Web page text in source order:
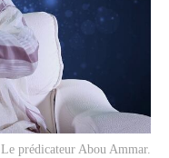
Le prédicateur Abou Ammar.